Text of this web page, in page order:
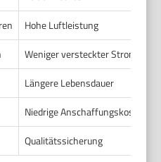
Hohe Luftleistung
Weniger versteckter Strom
Längere Lebensdauer
Niedrige Anschaffungskosten
Qualitätssicherung